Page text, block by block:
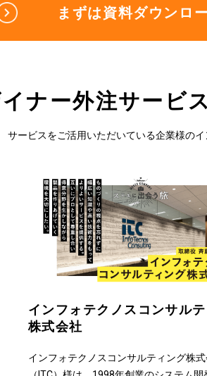
まずは資料ダウンロ
ナー外注サービ
サービスをご活用いただいている企業様の
インフォテクノスコンサル
株式会社
インフォテクノスコンサルティング株